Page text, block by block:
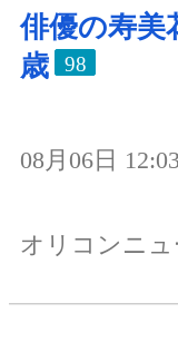
俳優の寿美
歳
98
08月06日 12:03
オリコンニュ